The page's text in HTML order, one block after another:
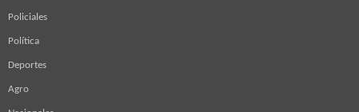
Policiales
Política
Deportes
Agro